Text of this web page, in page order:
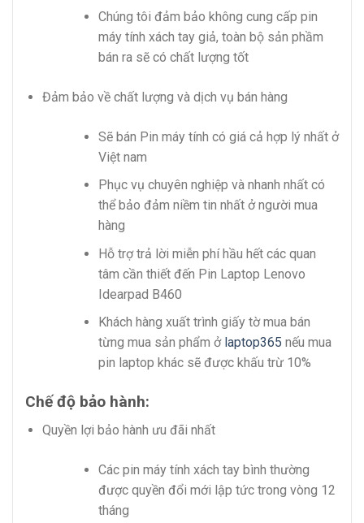
Chúng tôi đảm bảo không cung cấp pin
máy tính xách tay giả, toàn bộ sản phầm
bán ra sẽ có chất lượng tốt
Đảm bảo về chất lượng và dịch vụ bán hàng
Sẽ bán Pin máy tính có giá cả hợp lý nhất ở
Việt nam
Phục vụ chuyên nghiệp và nhanh nhất có
thể bảo đảm niềm tin nhất ở người mua
hàng
Hỗ trợ trả lời miễn phí hầu hết các quan
tâm cần thiết đến Pin Laptop Lenovo
Idearpad B460
Khách hàng xuất trình giấy tờ mua bán
từng mua sản phẩm ở laptop365 nếu mua
pin laptop khác sẽ được khấu trừ 10%
Chế độ bảo hành:
Quyền lợi bảo hành ưu đãi nhất
Các pin máy tính xách tay bình thường
được quyền đổi mới lập tức trong vòng 12
tháng